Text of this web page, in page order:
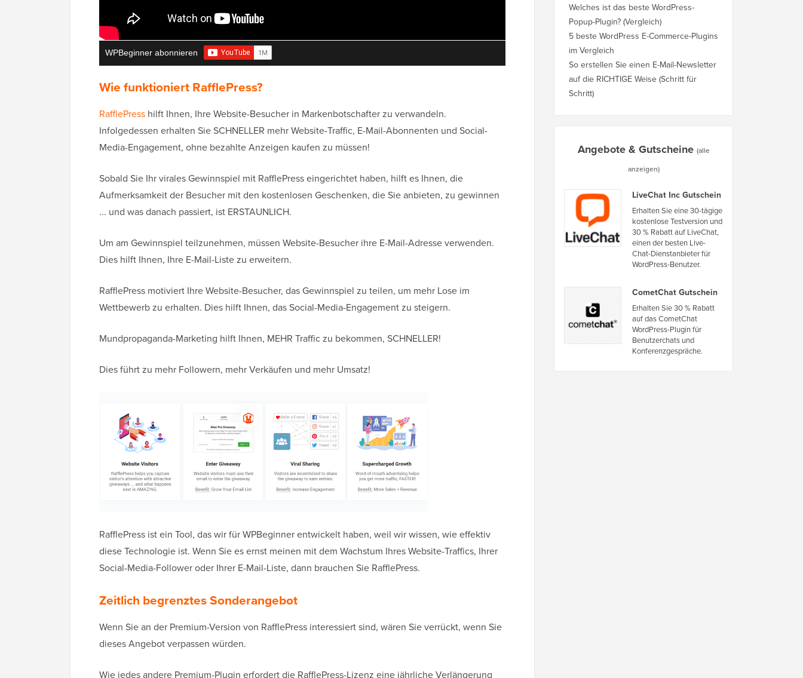
WPBeginner abonnieren
Wie funktioniert RafflePress?
RafflePress hilft Ihnen, Ihre Website-Besucher in Markenbotschafter zu verwandeln.
Infolgedessen erhalten Sie SCHNELLER mehr Website-Traffic, E-Mail-Abonnenten und Social-
Media-Engagement, ohne bezahlte Anzeigen kaufen zu müssen!
Sobald Sie Ihr virales Gewinnspiel mit RafflePress eingerichtet haben, hilft es Ihnen, die
Aufmerksamkeit der Besucher mit den kostenlosen Geschenken, die Sie anbieten, zu gewinnen
... und was danach passiert, ist ERSTAUNLICH.
Um am Gewinnspiel teilzunehmen, müssen Website-Besucher ihre E-Mail-Adresse verwenden.
Dies hilft Ihnen, Ihre E-Mail-Liste zu erweitern.
RafflePress motiviert Ihre Website-Besucher, das Gewinnspiel zu teilen, um mehr Lose im
Wettbewerb zu erhalten. Dies hilft Ihnen, das Social-Media-Engagement zu steigern.
Mundpropaganda-Marketing hilft Ihnen, MEHR Traffic zu bekommen, SCHNELLER!
Dies führt zu mehr Followern, mehr Verkäufen und mehr Umsatz!
RafflePress ist ein Tool, das wir für WPBeginner entwickelt haben, weil wir wissen, wie effektiv
diese Technologie ist. Wenn Sie es ernst meinen mit dem Wachstum Ihres Website-Traffics, Ihrer
Social-Media-Follower oder Ihrer E-Mail-Liste, dann brauchen Sie RafflePress.
Zeitlich begrenztes Sonderangebot
Wenn Sie an der Premium-Version von RafflePress interessiert sind, wären Sie verrückt, wenn Sie
dieses Angebot verpassen würden.
Wie jedes andere Premium-Plugin erfordert die RafflePress-Lizenz eine jährliche Verlängerung
Welches ist das beste WordPress-
Popup-Plugin? (Vergleich)
5 beste WordPress E-Commerce-Plugins
im Vergleich
So erstellen Sie einen E-Mail-Newsletter
auf die RICHTIGE Weise (Schritt für
Schritt)
Angebote & Gutscheine (alle
anzeigen)
LiveChat Inc Gutschein
Erhalten Sie eine 30-tägige
kostenlose Testversion und
30 % Rabatt auf LiveChat,
einen der besten Live-
Chat-Dienstanbieter für
WordPress-Benutzer.
CometChat Gutschein
Erhalten Sie 30 % Rabatt
auf das CometChat
WordPress-Plugin für
Benutzerchats und
Konferenzgespräche.